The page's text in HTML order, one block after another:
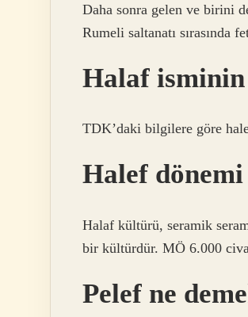
Daha sonra gelen ve birini
Rumeli saltanatı sırasında
Halaf isminin
TDK’daki bilgilere göre
Halef
Halaf kültürü, seramik
bir kültürdür. MÖ 6.000
Pelef ne